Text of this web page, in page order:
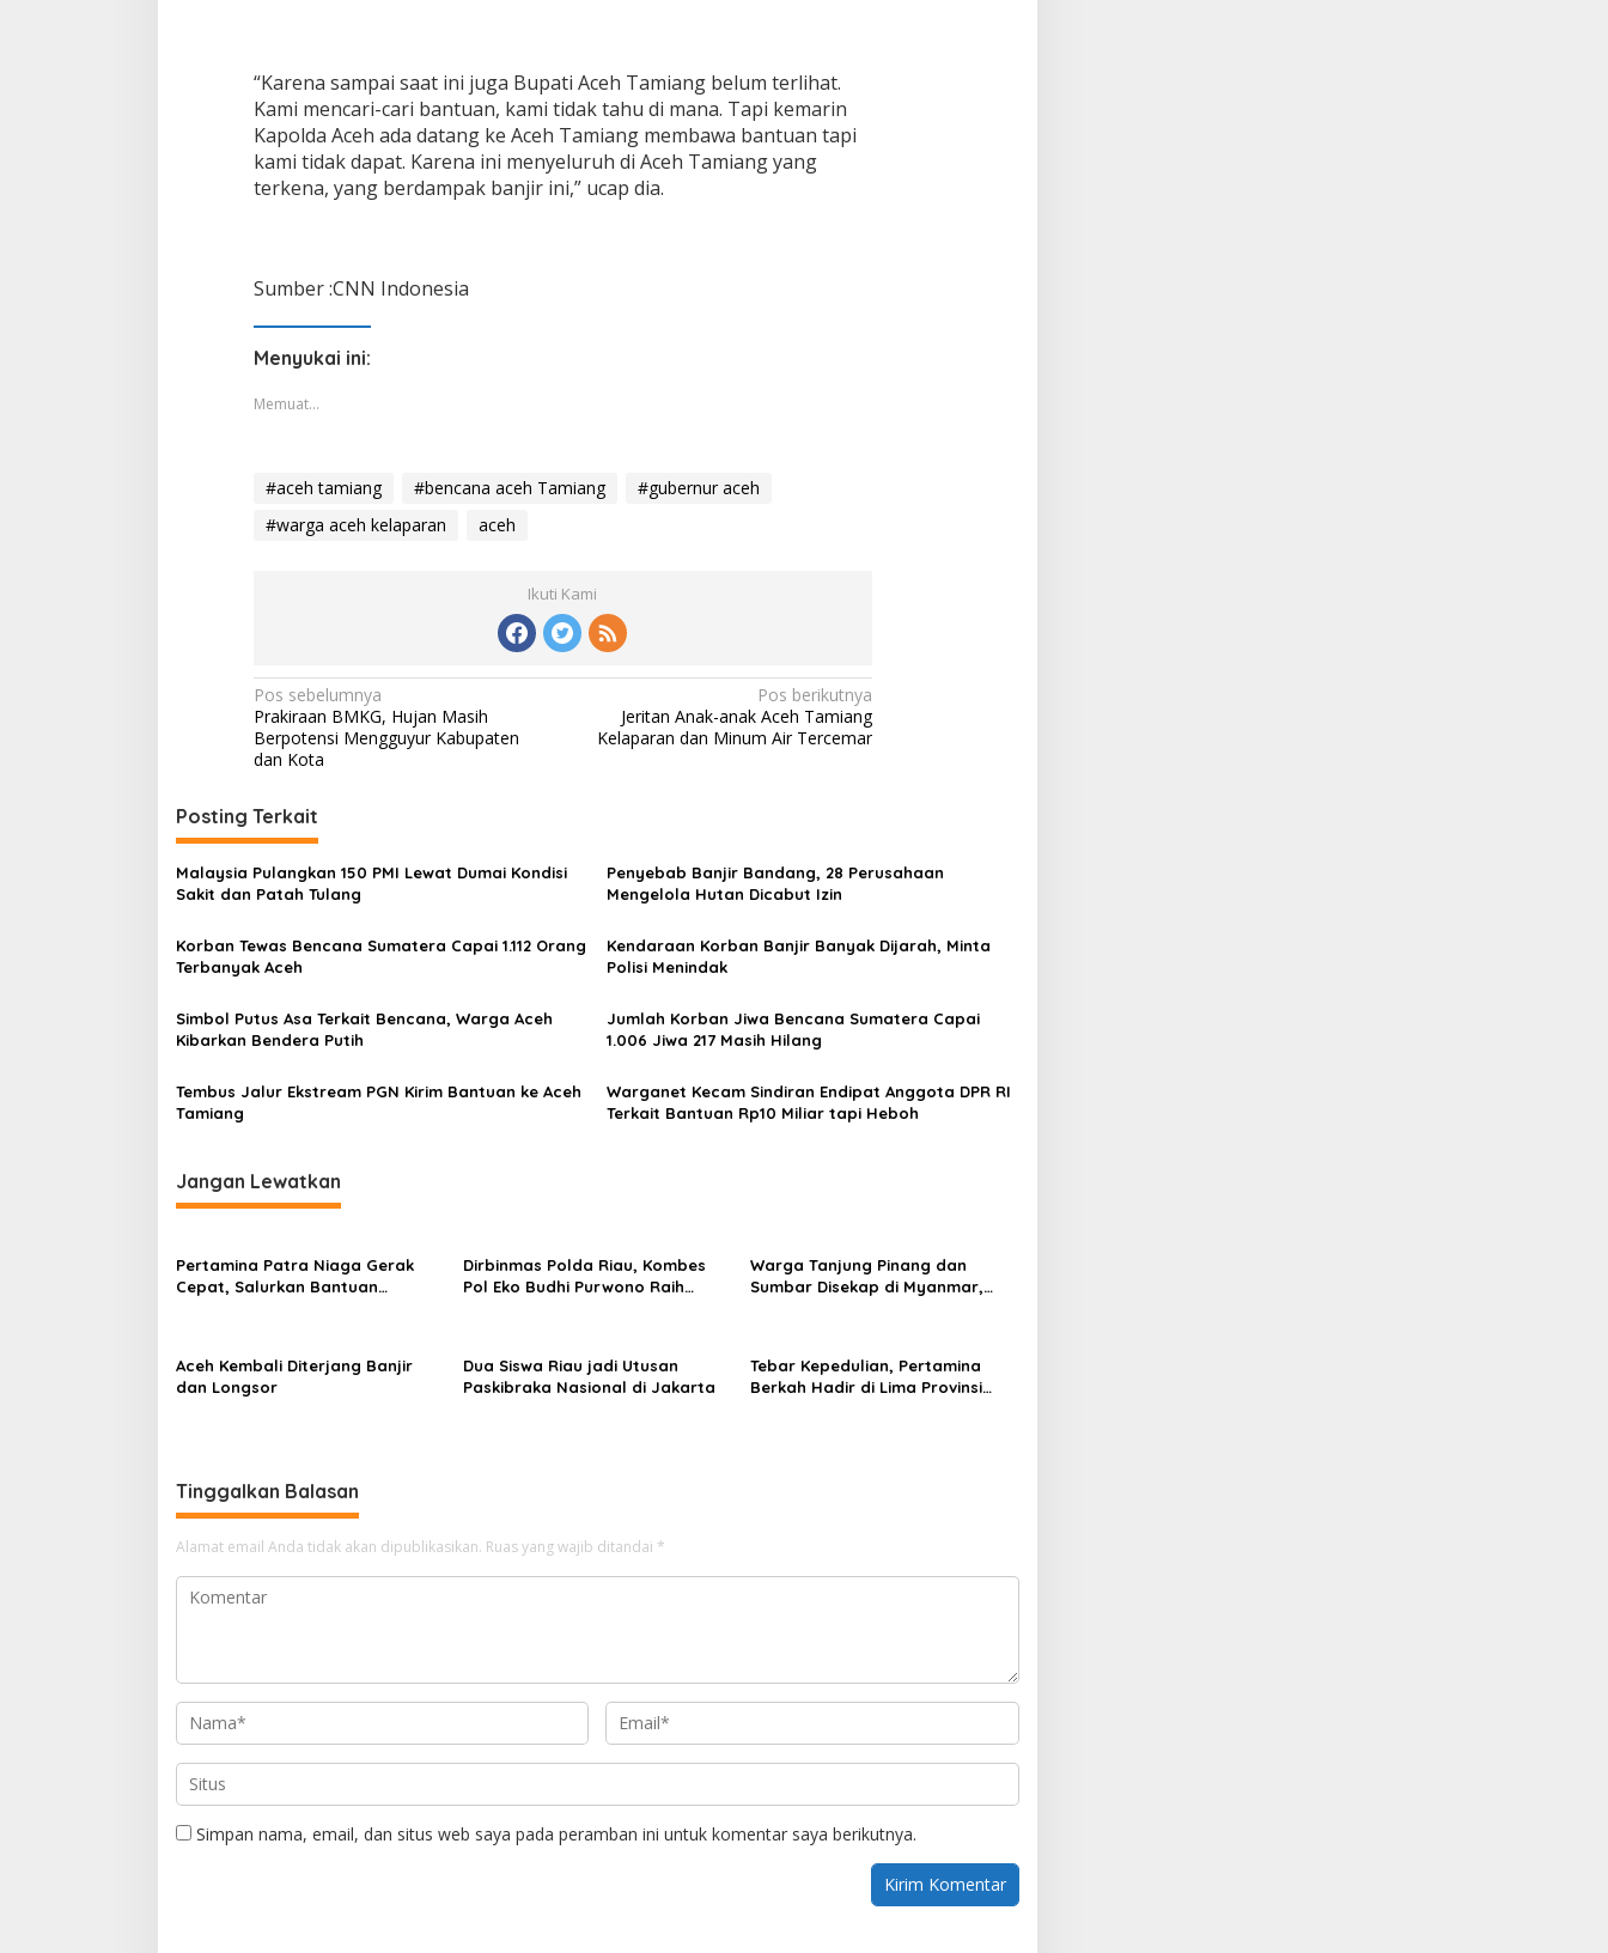
“Karena sampai saat ini juga Bupati Aceh Tamiang belum terlihat.
Kami mencari-cari bantuan, kami tidak tahu di mana. Tapi kemarin
Kapolda Aceh ada datang ke Aceh Tamiang membawa bantuan tapi
kami tidak dapat. Karena ini menyeluruh di Aceh Tamiang yang
terkena, yang berdampak banjir ini,” ucap dia.
Sumber :CNN Indonesia
Menyukai ini:
Memuat...
#aceh tamiang #bencana aceh Tamiang
#gubernur aceh
#warga aceh kelaparan
aceh
Ikuti Kami
Navigasi
pos
Pos sebelumnya
Prakiraan BMKG, Hujan Masih
Berpotensi Mengguyur Kabupaten
dan Kota
Pos berikutnya
Jeritan Anak-anak Aceh Tamiang
Kelaparan dan Minum Air Tercemar
Posting Terkait
Malaysia Pulangkan 150 PMI Lewat Dumai Kondisi
Sakit dan Patah Tulang
Penyebab Banjir Bandang, 28 Perusahaan
Mengelola Hutan Dicabut Izin
Korban Tewas Bencana Sumatera Capai 1.112 Orang
Terbanyak Aceh
Kendaraan Korban Banjir Banyak Dijarah, Minta
Polisi Menindak
Simbol Putus Asa Terkait Bencana, Warga Aceh
Kibarkan Bendera Putih
Jumlah Korban Jiwa Bencana Sumatera Capai
1.006 Jiwa 217 Masih Hilang
Tembus Jalur Ekstream PGN Kirim Bantuan ke Aceh
Tamiang
Warganet Kecam Sindiran Endipat Anggota DPR RI
Terkait Bantuan Rp10 Miliar tapi Heboh
Jangan Lewatkan
Pertamina Patra Niaga Gerak
Cepat, Salurkan Bantuan
Dirbinmas Polda Riau, Kombes
Pol Eko Budhi Purwono Raih
Warga Tanjung Pinang dan
Sumbar Disekap di Myanmar,
Aceh Kembali Diterjang Banjir
dan Longsor
Dua Siswa Riau jadi Utusan
Paskibraka Nasional di Jakarta
Tebar Kepedulian, Pertamina
Berkah Hadir di Lima Provinsi
Tinggalkan Balasan
Alamat email Anda tidak akan dipublikasikan. Ruas yang wajib ditandai *
Simpan nama, email, dan situs web saya pada peramban ini untuk komentar saya berikutnya.